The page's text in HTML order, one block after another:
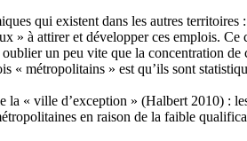
qui existent dans les autres territoires
» à attirer et développer ces emplois. Ce
un peu vite que la concentration de
« métropolitains » est qu’ils sont
« ville d’exception » (Halbert 2010) :
en raison de la faible